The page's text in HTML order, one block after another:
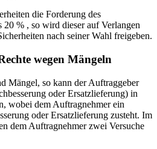
die Forderung des
20 % , so wird dieser auf Verlangen
nach seiner Wahl freigeben.
wegen Mängeln
Mängel, so kann der Auftraggeber
oder Ersatzlieferung) in
wobei dem Auftragnehmer ein
oder Ersatzlieferung zusteht. Im
dem Auftragnehmer zwei Versuche